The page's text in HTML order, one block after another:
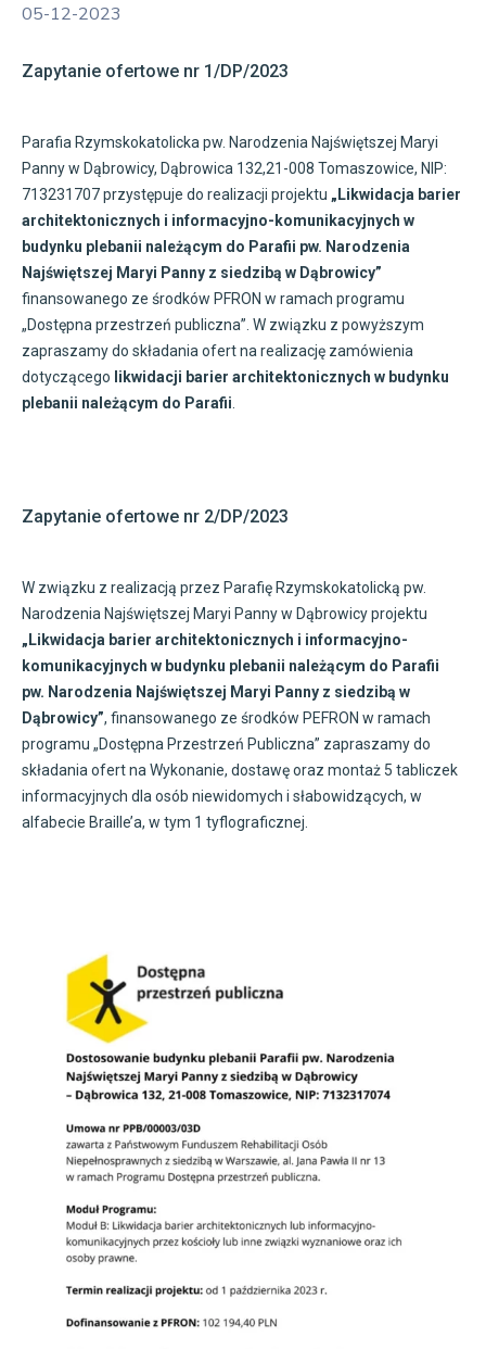
05-12-2023
Zapytanie ofertowe nr 1/DP/2023
Parafia Rzymskokatolicka pw. Narodzenia Najświętszej Maryi
Panny w Dąbrowicy, Dąbrowica 132,21-008 Tomaszowice, NIP:
713231707 przystępuje do realizacji projektu „Likwidacja barier
architektonicznych i informacyjno-komunikacyjnych w
budynku plebanii należącym do Parafii pw. Narodzenia
Najświętszej Maryi Panny z siedzibą w Dąbrowicy”
finansowanego ze środków PFRON w ramach programu
„Dostępna przestrzeń publiczna”. W związku z powyższym
zapraszamy do składania ofert na realizację zamówienia
dotyczącego likwidacji barier architektonicznych w budynku
plebanii należącym do Parafii
Zapytanie ofertowe nr 2/DP/2023
W związku z realizacją przez Parafię Rzymskokatolicką pw.
Narodzenia Najświętszej Maryi Panny w Dąbrowicy projektu
„Likwidacja barier architektonicznych i informacyjno-
komunikacyjnych w budynku plebanii należącym do Parafii
pw. Narodzenia Najświętszej Maryi Panny z siedzibą w
Dąbrowicy”, finansowanego ze środków PEFRON w ramach
programu „Dostępna Przestrzeń Publiczna” zapraszamy do
składania ofert na Wykonanie, dostawę oraz montaż 5 tabliczek
informacyjnych dla osób niewidomych i słabowidzących, w
alfabecie Braille’a, w tym 1 tyflograficznej.